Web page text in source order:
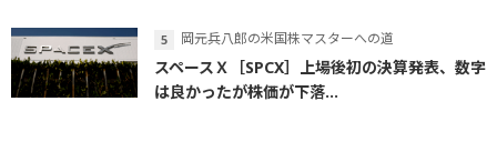
岡元兵八郎の米国株マスターへの道
スペースＸ［SPCX］上場後初の決算発表、数字
は良かったが株価が下落...